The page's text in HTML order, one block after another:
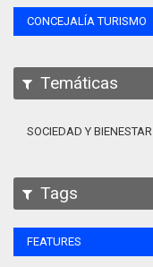
CONCEJALÍA TURISMO
Temáticas
SOCIEDAD Y BIENESTAR
Tags
FEATURES